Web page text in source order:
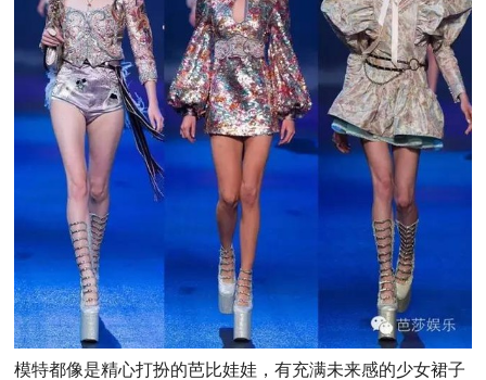
模特都像是精心打扮的芭比娃娃，有充满未来感的少女裙子